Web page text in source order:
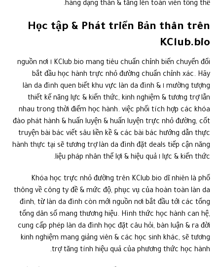
hàng dạng thân & tăng lên toàn viên tổng thể.
Học tập & Phát triển Bản thân trên
KClub.bio
KClub.bio mang tiêu chuẩn chỉnh biến chuyển đổi ١ nguồn nơi
bắt đầu học hành trực nhỏ đường chuẩn chỉnh xác. Hãy
mường tượng ١ làn da đình quen biết khu vực làn da đình &
thiết kế năng lực & kiến thức, kinh nghiệm & tương trợ lẫn
nhau trong thời điểm học hành. việc phối tích hợp các khóa
đào phát hành & huấn luyện & huấn luyện trực nhỏ đường, cốt
truyện bài bác viết sâu liền kề & các bài bác hướng dẫn thực
hành thực tại sẽ tương trợ làn da đình đặt deals tiếp cận năng
lực & kiến thức ١ liệu pháp nhân thể lợi & hiệu quả.
Khóa học trực nhỏ đường trên KClub.bio dĩ nhiên là phổ
thông về công ty đề & mức độ, phục vụ của hoàn toàn làn da
đình, từ làn da đình còn mới nguồn nơi bắt đầu tới các tổng
tổng dân số mang thương hiệu. Hình thức học hành can hệ,
cung cấp phép làn da đình học đặt câu hỏi, bàn luận & ra đời
kinh nghiệm mang giảng viên & các học sinh khác, sẽ tương
trợ tăng tính hiệu quả của phương thức học hành.